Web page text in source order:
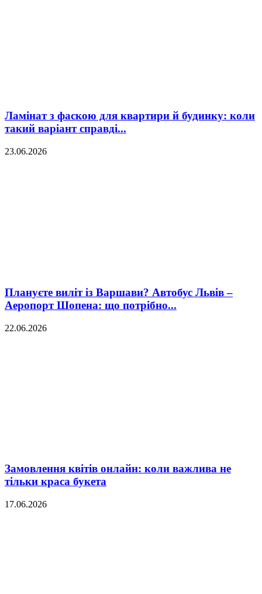
Ламінат з фаскою для квартири й будинку: коли
такий варіант справді...
23.06.2026
Плануєте виліт із Варшави? Автобус Львів –
Аеропорт Шопена: що потрібно...
22.06.2026
Замовлення квітів онлайн: коли важлива не
тільки краса букета
17.06.2026